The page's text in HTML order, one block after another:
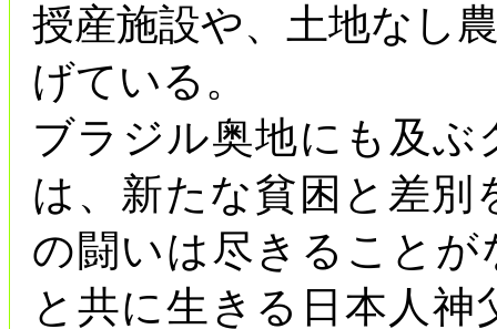
授産施設や、土地なし
げている。
ブラジル奥地にも及
は、新たな貧困と差
の闘いは尽きることが
と共に生きる日本人